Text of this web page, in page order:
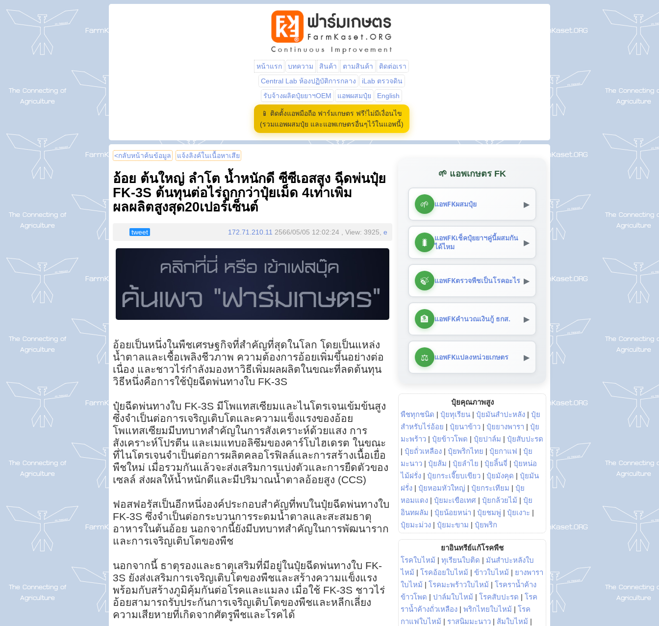
หน้าแรก บทความ สินค้า ตามสินค้า
ติดต่อเรา
Central Lab ห้องปฏิบัติการกลาง
iLab ตรวจดิน
รับจ้างผลิตปุ๋ยยาฯOEM
แอพผสมปุ๋ย English
📱 ติดตั้งแอพมือถือ ฟาร์มเกษตร ฟรี!ไม่มีเงื่อนไข
(รวมแอพผสมปุ๋ย และแอพเกษตรอื่นๆไว้ในแอพนี้)
<กลับหน้าค้นข้อมูล แจ้งลิงค์ในเนื้อหาเสีย
อ้อย ต้นใหญ่ ลำโต น้ำหนักดี ซีซีเอสสูง ฉีดพ่นปุ๋ย
FK-3S ต้นทุนต่อไร่ถูกกว่าปุ๋ยเม็ด 4เท่าเพิ่ม
ผลผลิตสูงสุด20เปอร์เซ็นต์
tweet 172.71.210.11 2566/05/05 12:02:24 , View: 3925, e
อ้อยเป็นหนึ่งในพืชเศรษฐกิจที่สำคัญที่สุดในโลก โดยเป็นแหล่ง
น้ำตาลและเชื้อเพลิงชีวภาพ ความต้องการอ้อยเพิ่มขึ้นอย่างต่อ
เนื่อง และชาวไร่กำลังมองหาวิธีเพิ่มผลผลิตในขณะที่ลดต้นทุน
วิธีหนึ่งคือการใช้ปุ๋ยฉีดพ่นทางใบ FK-3S
ปุ๋ยฉีดพ่นทางใบ FK-3S มีโพแทสเซียมและไนโตรเจนเข้มข้นสูง
ซึ่งจำเป็นต่อการเจริญเติบโตและความแข็งแรงของอ้อย
โพแทสเซียมมีบทบาทสำคัญในการสังเคราะห์ด้วยแสง การ
สังเคราะห์โปรตีน และเมแทบอลิซึมของคาร์โบไฮเดรต ในขณะ
ที่ไนโตรเจนจำเป็นต่อการผลิตคลอโรฟิลล์และการสร้างเนื้อเยื่อ
พืชใหม่ เมื่อรวมกันแล้วจะส่งเสริมการแบ่งตัวและการยืดตัวของ
เซลล์ ส่งผลให้น้ำหนักดีและมีปริมาณน้ำตาลอ้อยสูง (CCS)
ฟอสฟอรัสเป็นอีกหนึ่งองค์ประกอบสำคัญที่พบในปุ๋ยฉีดพ่นทางใบ
FK-3S ซึ่งจำเป็นต่อกระบวนการระดมน้ำตาลและสะสมธาตุ
อาหารในต้นอ้อย นอกจากนี้ยังมีบทบาทสำคัญในการพัฒนาราก
และการเจริญเติบโตของพืช
นอกจากนี้ ธาตุรองและธาตุเสริมที่มีอยู่ในปุ๋ยฉีดพ่นทางใบ FK-
3S ยังส่งเสริมการเจริญเติบโตของพืชและสร้างความแข็งแรง
พร้อมกับสร้างภูมิคุ้มกันต่อโรคและแมลง เมื่อใช้ FK-3S ชาวไร่
อ้อยสามารถรับประกันการเจริญเติบโตของพืชและหลีกเลี่ยง
ความเสียหายที่เกิดจากศัตรูพืชและโรคได้
🌱 แอพเกษตร FK
🌱 แอพFKผสมปุ๋ย ▶
🐛
แอพFKเช็คปุ๋ยยาฯคู่นี้ผสมกัน
ได้ไหม
▶
🍃 แอพFKตรวจพืชเป็นโรคอะไร ▶
🏦 แอพFKคำนวณเงินกู้ ธกส. ▶
⚖️ แอพFKแปลงหน่วยเกษตร ▶
ปุ๋ยคุณภาพสูง
พืชทุกชนิด | ปุ๋ยทุเรียน | ปุ๋ยมันสำปะหลัง | ปุ๋ย
สำหรับไร่อ้อย | ปุ๋ยนาข้าว | ปุ๋ยยางพารา | ปุ๋ย
มะพร้าว | ปุ๋ยข้าวโพด | ปุ๋ยปาล์ม | ปุ๋ยสับปะรด
| ปุ๋ยถั่วเหลือง | ปุ๋ยพริกไทย | ปุ๋ยกาแฟ | ปุ๋ย
มะนาว | ปุ๋ยส้ม | ปุ๋ยลำไย | ปุ๋ยลิ้นจี่ | ปุ๋ยหน่อ
ไม้ฝรั่ง | ปุ๋ยกระเจี๊ยบเขียว | ปุ๋ยมังคุด | ปุ๋ยมัน
ฝรั่ง | ปุ๋ยหอมหัวใหญ่ | ปุ๋ยกระเทียม | ปุ๋ย
หอมแดง | ปุ๋ยมะเขือเทศ | ปุ๋ยกล้วยไม้ | ปุ๋ย
อินทผลัม | ปุ๋ยน้อยหน่า | ปุ๋ยชมพู่ | ปุ๋ยเงาะ |
ปุ๋ยมะม่วง | ปุ๋ยมะขาม | ปุ๋ยพริก
ยาอินทรีย์แก้โรคพืช
โรคใบไหม้ | ทุเรียนใบติด | มันสำปะหลังใบ
ไหม้ | โรคอ้อยใบไหม้ | ข้าวใบไหม้ | ยางพารา
ใบไหม้ | โรคมะพร้าวใบไหม้ | โรคราน้ำค้าง
ข้าวโพด | ปาล์มใบไหม้ | โรคสับปะรด | โรค
ราน้ำค้างถั่วเหลือง | พริกไทยใบไหม้ | โรค
กาแฟใบไหม้ | ราสนิมมะนาว | ส้มใบไหม้ |